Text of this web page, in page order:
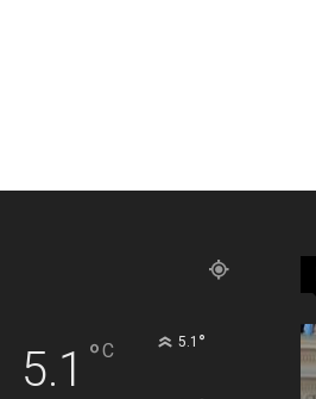
5.1 °C 5.1 °